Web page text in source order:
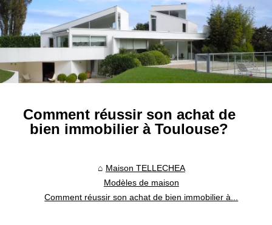
Comment réussir son achat de
bien immobilier à Toulouse?
Maison TELLECHEA
Modèles de maison
Comment réussir son achat de bien immobilier à...